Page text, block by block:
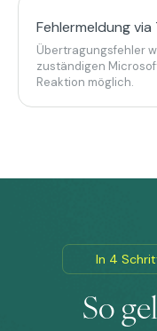
Fehlermeldung via
Übertragungsfehler
zuständigen
Reaktion möglich.
In 4
So